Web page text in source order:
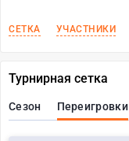
СЕТКА УЧАСТНИКИ
Турнирная сетка
Сезон Переигровки